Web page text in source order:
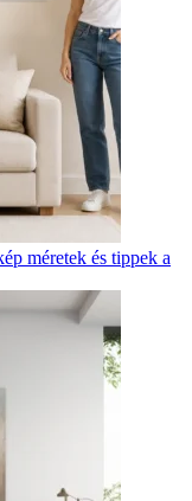
méretek és tippek a